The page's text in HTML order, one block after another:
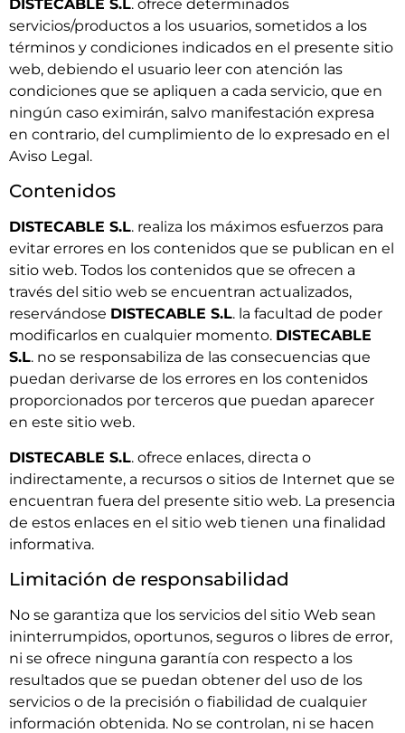
DISTECABLE S.L. ofrece determinados
servicios/productos a los usuarios, sometidos a los
términos y condiciones indicados en el presente sitio
web, debiendo el usuario leer con atención las
condiciones que se apliquen a cada servicio, que en
ningún caso eximirán, salvo manifestación expresa
en contrario, del cumplimiento de lo expresado en el
Aviso Legal.
Contenidos
DISTECABLE S.L. realiza los máximos esfuerzos para
evitar errores en los contenidos que se publican en el
sitio web. Todos los contenidos que se ofrecen a
través del sitio web se encuentran actualizados,
reservándose DISTECABLE S.L. la facultad de poder
modificarlos en cualquier momento. DISTECABLE
S.L. no se responsabiliza de las consecuencias que
puedan derivarse de los errores en los contenidos
proporcionados por terceros que puedan aparecer
en este sitio web.
DISTECABLE S.L. ofrece enlaces, directa o
indirectamente, a recursos o sitios de Internet que se
encuentran fuera del presente sitio web. La presencia
de estos enlaces en el sitio web tienen una finalidad
informativa.
Limitación de responsabilidad
No se garantiza que los servicios del sitio Web sean
ininterrumpidos, oportunos, seguros o libres de error,
ni se ofrece ninguna garantía con respecto a los
resultados que se puedan obtener del uso de los
servicios o de la precisión o fiabilidad de cualquier
información obtenida. No se controlan, ni se hacen